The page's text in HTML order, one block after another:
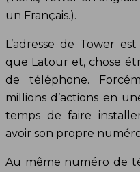
un Français.).
L’adresse de Tower
que Latour et, chose
de téléphone.
millions d’actions en
temps de faire
avoir son propre
Au même numéro de